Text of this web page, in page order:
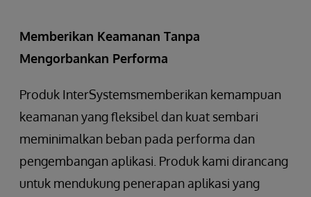
Memberikan Keamanan Tanpa
Mengorbankan Performa
Produk InterSystemsmemberikan kemampuan
keamanan yang fleksibel dan kuat sembari
meminimalkan beban pada performa dan
pengembangan aplikasi. Produk kami dirancang
untuk mendukung penerapan aplikasi yang